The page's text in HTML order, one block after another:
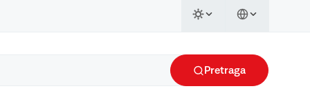
Pretraga